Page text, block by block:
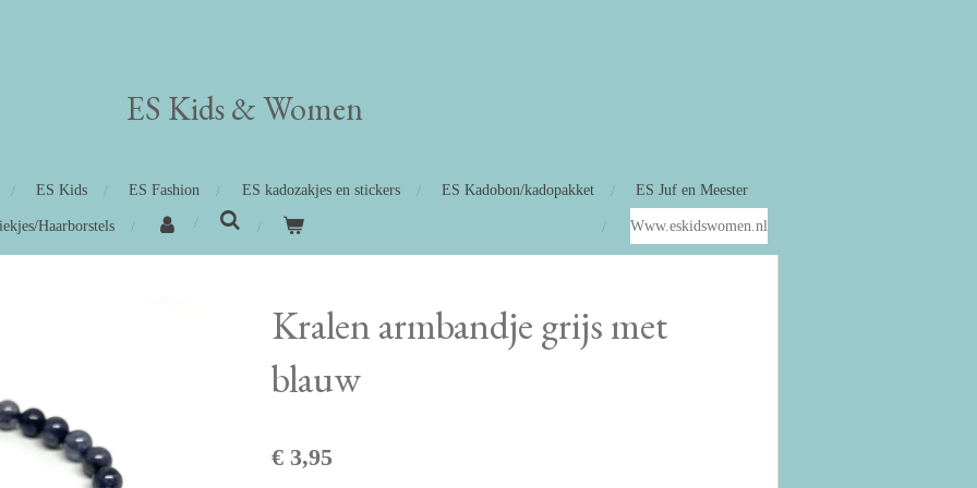
ES Kids&Women
ES Kids ES Fashion ES kadozakjes en stickers ES Kadobon/kadopakket ES Juf en Meester
Haarborstels Www.eskidswomen.nl
Kralen armbandje grijs met
blauw
€ 3,95